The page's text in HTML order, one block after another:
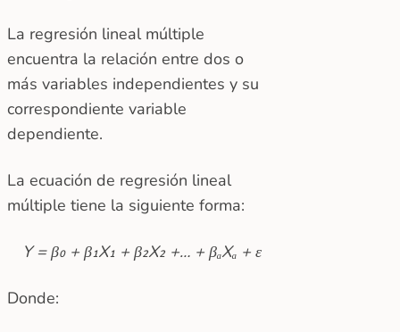
La regresión lineal múltiple
encuentra la relación entre dos o
más variables independientes y su
correspondiente variable
dependiente.
La ecuación de regresión lineal
múltiple tiene la siguiente forma:
Y = β₀ + β₁X₁ + β₂X₂ +… + βₐXₐ + ε
Donde: